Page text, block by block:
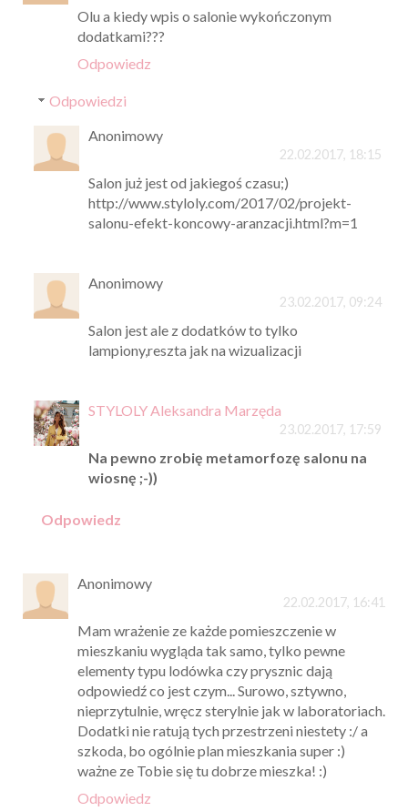
Olu a kiedy wpis o salonie wykończonym
dodatkami???
Odpowiedz
Odpowiedzi
Anonimowy
22.02.2017, 18:15
Salon już jest od jakiegoś czasu;)
http://www.styloly.com/2017/02/projekt-
salonu-efekt-koncowy-aranzacji.html?m=1
Anonimowy
23.02.2017, 09:24
Salon jest ale z dodatków to tylko
lampiony,reszta jak na wizualizacji
STYLOLY Aleksandra Marzęda
23.02.2017, 17:59
Na pewno zrobię metamorfozę salonu na
wiosnę ;-))
Odpowiedz
Anonimowy
22.02.2017, 16:41
Mam wrażenie ze każde pomieszczenie w
mieszkaniu wygląda tak samo, tylko pewne
elementy typu lodówka czy prysznic dają
odpowiedź co jest czym... Surowo, sztywno,
nieprzytulnie, wręcz sterylnie jak w laboratoriach.
Dodatki nie ratują tych przestrzeni niestety :/ a
szkoda, bo ogólnie plan mieszkania super :)
ważne ze Tobie się tu dobrze mieszka! :)
Odpowiedz